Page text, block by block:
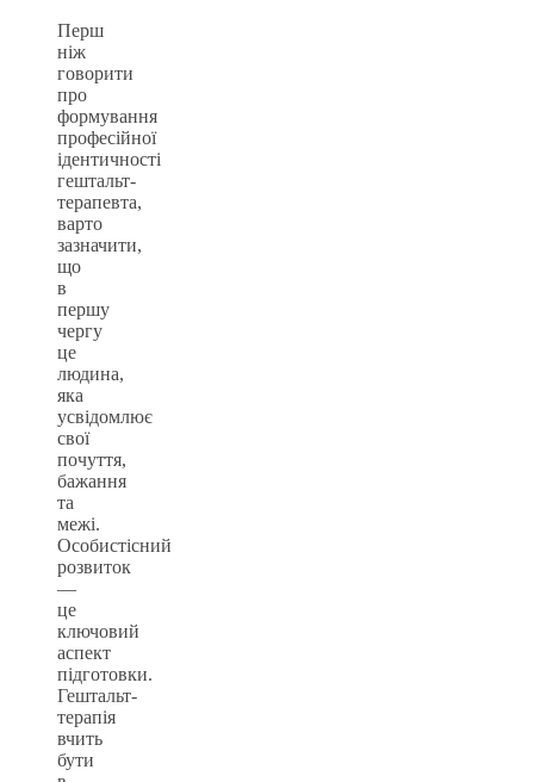
Перш
ніж
говорити
про
формування
професійної
ідентичності
гештальт-
терапевта,
варто
зазначити,
що
в
першу
чергу
це
людина,
яка
усвідомлює
свої
почуття,
бажання
та
межі.
Особистісний
розвиток
—
це
ключовий
аспект
підготовки.
Гештальт-
терапія
вчить
бути